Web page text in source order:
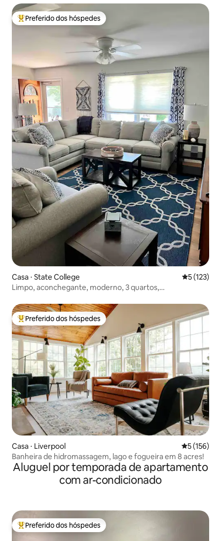
Entre os melhores preferidos dos hóspedes
Preferido dos hóspedes
Casa ⋅ State College 5 de uma
5 (123)
Limpo, aconchegante, moderno, 3 quartos,
Entre os melhores preferidos dos hóspedes
Preferido dos hóspedes
Casa ⋅ Liverpool 5 de uma
5 (156)
Banheira de hidromassagem, lago e fogueira em 8 acres!
Aluguel por temporada de apartamento
com ar-condicionado
Entre os melhores preferidos dos hóspedes
Preferido dos hóspedes